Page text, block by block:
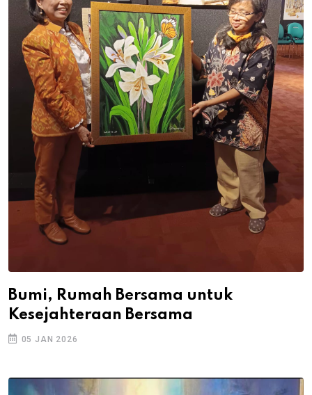
Bumi, Rumah Bersama untuk
Kesejahteraan Bersama
05 JAN 2026